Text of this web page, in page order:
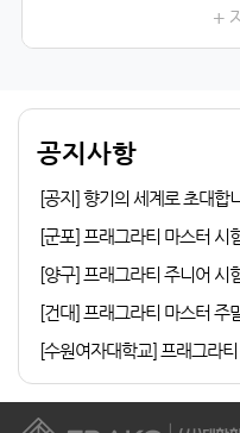
가 좋아하는 일을 더 전문
어코드를 발견하는 3급, 내
큘럼이 마음에 들었고, 자격
든한 지원이 있어 자격증 과
+
공지사항
[공지] 향기의 세계로 초대합
[군포] 프래그라티 마스터 시
[양구] 프래그라티 주니어 시
[건대] 프래그라티 마스터 주
[수원여자대학교] 프래그라